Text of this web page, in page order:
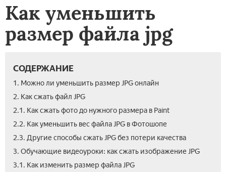
Как уменьшить
размер файла jpg
СОДЕРЖАНИЕ
1. Можно ли уменьшить размер JPG онлайн
2. Как сжать файл JPG
2.1. Как сжать фото до нужного размера в Paint
2.2. Как уменьшить вес файла JPG в Фотошопе
2.3. Другие способы сжать JPG без потери качества
3. Обучающие видеоуроки: как сжать изображение JPG
3.1. Как изменить размер файла JPG